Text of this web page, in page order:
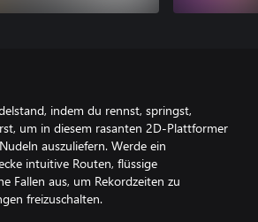
indem du rennst, springst,
um in diesem rasanten 2D-Plattformer
auszuliefern. Werde ein
intuitive Routen, flüssige
Fallen aus, um Rekordzeiten zu
freizuschalten.